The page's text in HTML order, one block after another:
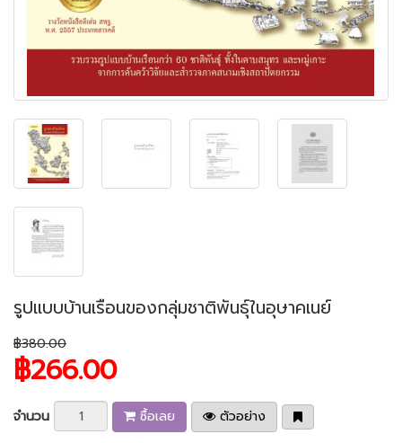
รูปแบบบ้านเรือนของกลุ่มชาติพันธุ์ในอุษาคเนย์
฿380.00
฿266.00
จำนวน ซื้อเลย
ตัวอย่าง